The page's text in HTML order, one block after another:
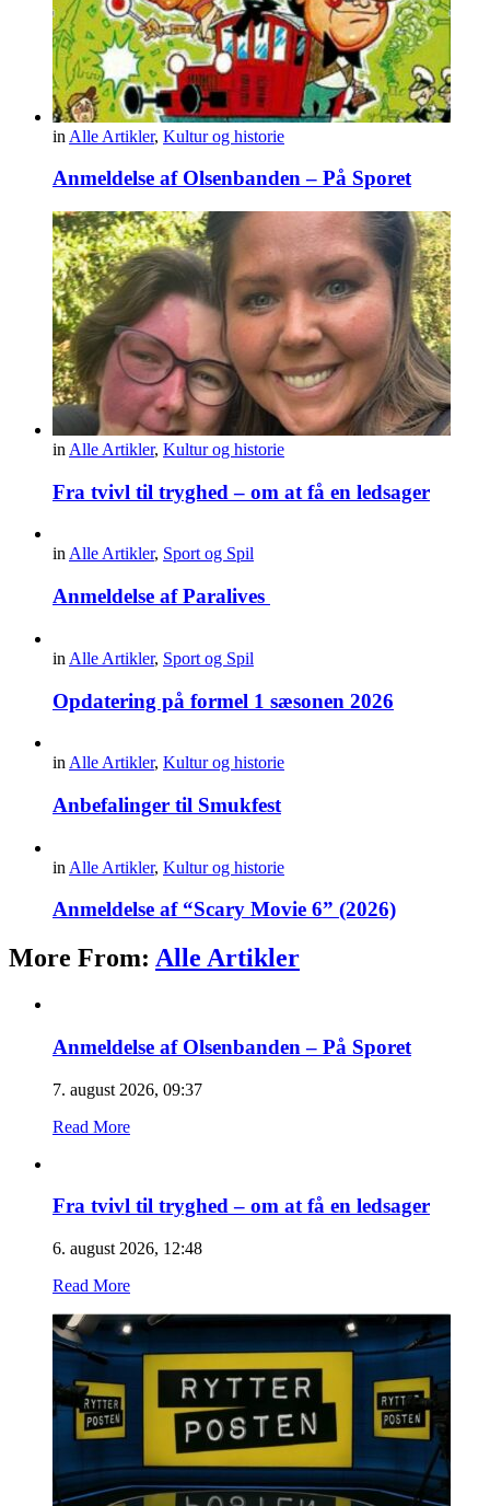
in Alle Artikler, Kultur og historie
Anmeldelse af Olsenbanden – På Sporet
in Alle Artikler, Kultur og historie
Fra tvivl til tryghed – om at få en ledsager
inAlle Artikler, Sport og Spil
Anmeldelse af Paralives
in Alle Artikler, Sport og Spil
Opdatering på formel 1 sæsonen 2026
in Alle Artikler, Kultur og historie
Anbefalinger til Smukfest
in Alle Artikler, Kultur og historie
Anmeldelse af “Scary Movie 6” (2026)
More From: Alle Artikler
Anmeldelse af Olsenbanden – På Sporet
7. august 2026, 09:37
Read More
Fra tvivl til tryghed – om at få en ledsager
6. august 2026, 12:48
Read More